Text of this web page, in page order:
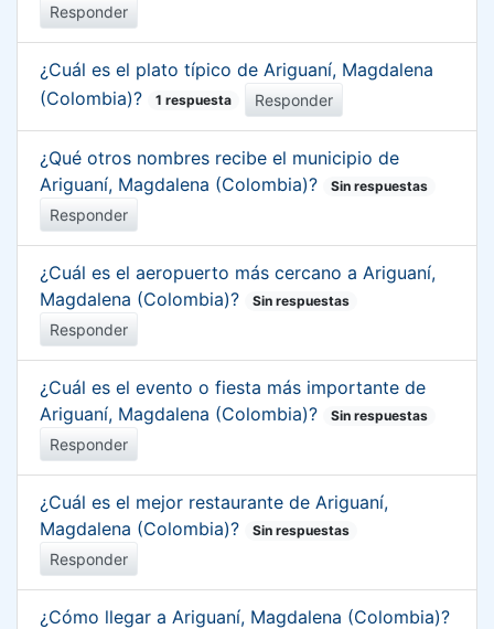
Responder
¿Cuál es el plato típico de Ariguaní, Magdalena
(Colombia)?
1 respuesta Responder
¿Qué otros nombres recibe el municipio de
Ariguaní, Magdalena (Colombia)?
Sin respuestas
Responder
¿Cuál es el aeropuerto más cercano a Ariguaní,
Magdalena (Colombia)?
Sin respuestas
Responder
¿Cuál es el evento o fiesta más importante de
Ariguaní, Magdalena (Colombia)?
Sin respuestas
Responder
¿Cuál es el mejor restaurante de Ariguaní,
Magdalena (Colombia)?
Sin respuestas
Responder
¿Cómo llegar a Ariguaní, Magdalena (Colombia)?